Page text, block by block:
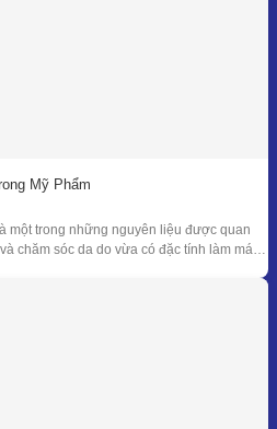
Mỹ Phẩm
một trong những nguyên liệu được quan
chăm sóc da do vừa có đặc tính làm mát
và khử mùi tự nhiên đã được ghi nhận